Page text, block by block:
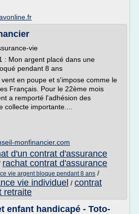
vie
: Mon argent placé dans une
pendant 8 ans
en poupe et s'impose comme le
Français. Pour le 22ème mois
a remporté l'adhésion des
collecte importante....
monfinancier.com
d'un contrat d'assurance
rachat contrat d'assurance
vie argent bloque pendant 8 ans /
vie individuel / contrat
retraite
enfant handicapé - Toto-